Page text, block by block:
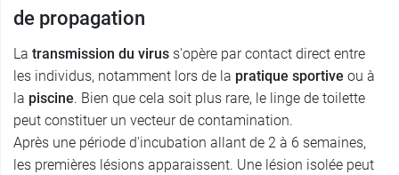
de propagation
La transmission du virus s'opère par contact direct entre
les individus, notamment lors de la pratique sportive ou à
la piscine. Bien que cela soit plus rare, le linge de toilette
peut constituer un vecteur de contamination.
Après une période d'incubation allant de 2 à 6 semaines,
les premières lésions apparaissent. Une lésion isolée peut